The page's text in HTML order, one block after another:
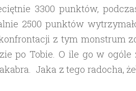
3300 punktów,
2500 punktów
z tym monstrum
po Tobie. O ile go w ogóle
Jaka z tego radocha,